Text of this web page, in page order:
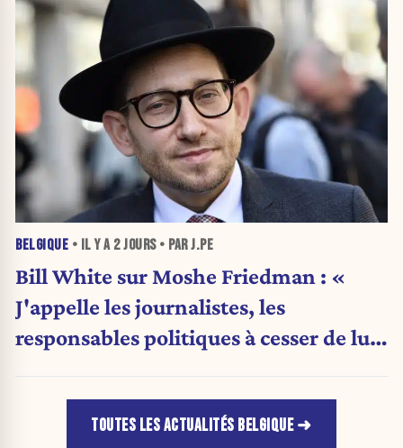
BELGIQUE • IL Y A 2 JOURS• PAR J.PE
Bill White sur Moshe Friedman : «
J'appelle les journalistes, les
responsables politiques à cesser de lui
TOUTES LES ACTUALITÉS BELGIQUE